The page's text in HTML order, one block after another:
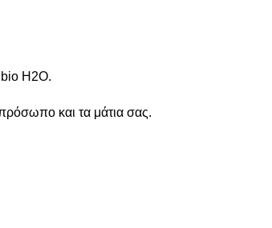
H2O.
και τα μάτια σας.